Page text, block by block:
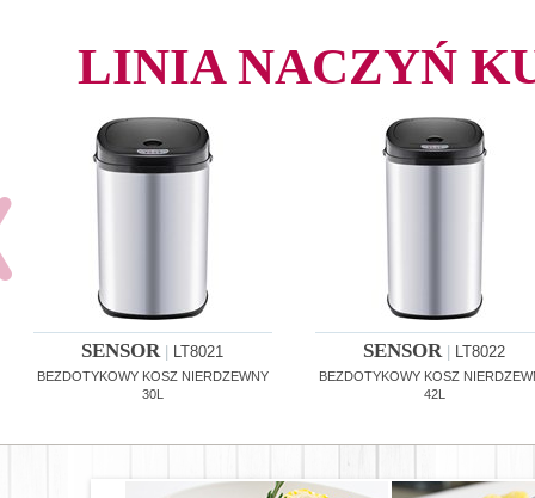
LINIA NACZYŃ
SENSOR| LT8021
BEZDOTYKOWY KOSZ NIERDZEWNY
30L
SENSOR| LT8022
BEZDOTYKOWY KOSZ
42L